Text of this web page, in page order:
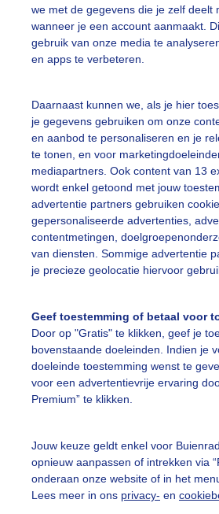
we met de gegevens die je zelf deelt
wanneer je een account aanmaakt.
gebruik van onze media te
en apps te verbeteren.
Daarnaast kunnen we, als je hier
je gegevens gebruiken om onze
en aanbod te personaliseren en je
te tonen, en voor
mediapartners. Ook content van 13
wordt enkel getoond met jouw
advertentie partners gebruiken
gepersonaliseerde advertenties,
contentmetingen,
van diensten. Sommige advertentie
je precieze geolocatie hiervoor
Geef toestemming of betaal voor
Door op "Gratis" te klikken, geef je
bovenstaande doeleinden. Indien je
doeleinde toestemming wenst te
voor een advertentievrije ervaring
Premium” te klikken.
Jouw keuze geldt enkel voor
opnieuw aanpassen of intrekken via
onderaan onze website of in het
Lees meer in ons privacy- en
Ook bij de
Cynthia Van Leusden Gemaakt: 11-
Regen Wolken